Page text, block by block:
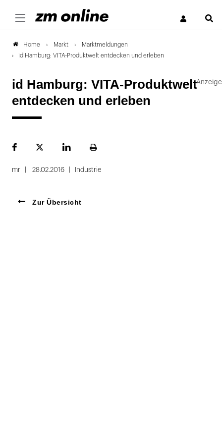
Home Markt
Marktmeldungen
id Hamburg: VITA-Produktwelt entdecken und erleben
id Hamburg: VITA-Produktwelt
entdecken und erleben
FacebookPlattformLinekdInSeite
mr 28.02.2016 Industrie
Zur Übersicht